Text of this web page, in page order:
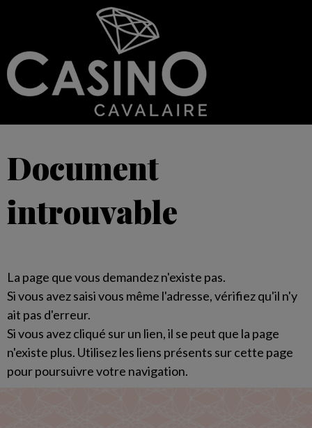
Document
introuvable
La page que vous demandez n'existe pas.
Si vous avez saisi vous même l'adresse, vérifiez qu'il n'y
ait pas d'erreur.
Si vous avez cliqué sur un lien, il se peut que la page
n'existe plus. Utilisez les liens présents sur cette page
pour poursuivre votre navigation.